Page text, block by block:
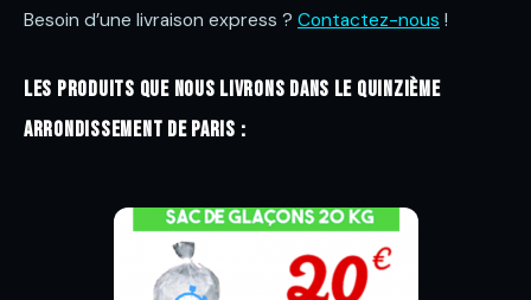
Besoin d’une livraison express ? Contactez-nous !
Les produits que nous livrons dans le quinzième
arrondissement de Paris :